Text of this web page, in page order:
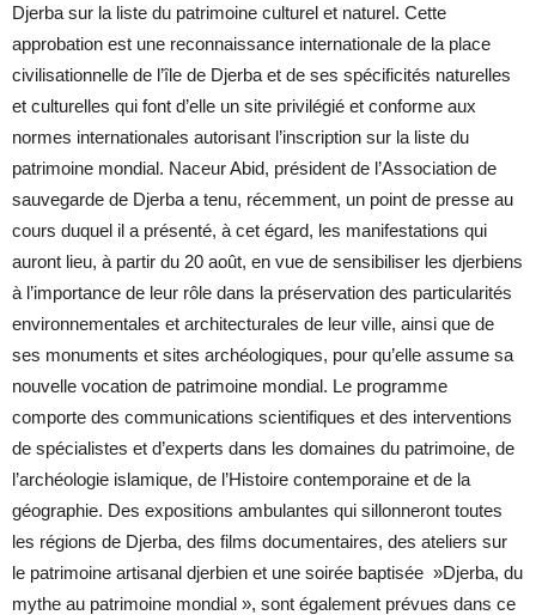
Djerba sur la liste du patrimoine culturel et naturel. Cette
approbation est une reconnaissance internationale de la place
civilisationnelle de l’île de Djerba et de ses spécificités naturelles
et culturelles qui font d’elle un site privilégié et conforme aux
normes internationales autorisant l’inscription sur la liste du
patrimoine mondial. Naceur Abid, président de l’Association de
sauvegarde de Djerba a tenu, récemment, un point de presse au
cours duquel il a présenté, à cet égard, les manifestations qui
auront lieu, à partir du 20 août, en vue de sensibiliser les djerbiens
à l’importance de leur rôle dans la préservation des particularités
environnementales et architecturales de leur ville, ainsi que de
ses monuments et sites archéologiques, pour qu’elle assume sa
nouvelle vocation de patrimoine mondial. Le programme
comporte des communications scientifiques et des interventions
de spécialistes et d’experts dans les domaines du patrimoine, de
l’archéologie islamique, de l’Histoire contemporaine et de la
géographie. Des expositions ambulantes qui sillonneront toutes
les régions de Djerba, des films documentaires, des ateliers sur
le patrimoine artisanal djerbien et une soirée baptisée »Djerba, du
mythe au patrimoine mondial », sont également prévues dans ce